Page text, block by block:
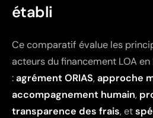
établi
Ce comparatif évalue les
acteurs du financement LOA
:agrément ORIAS,approche
accompagnement humain,
transparence des frais, et